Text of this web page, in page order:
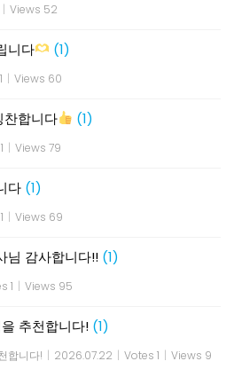
| Views 52
니다 (1)
| Views 60
찬합니다 (1)
| Views 79
다 (1)
| Views 69
님 감사합니다!! (1)
1 | Views 95
추천합니다! (1)
합니다! | 2026.07.22 | Votes 1 | Views 9